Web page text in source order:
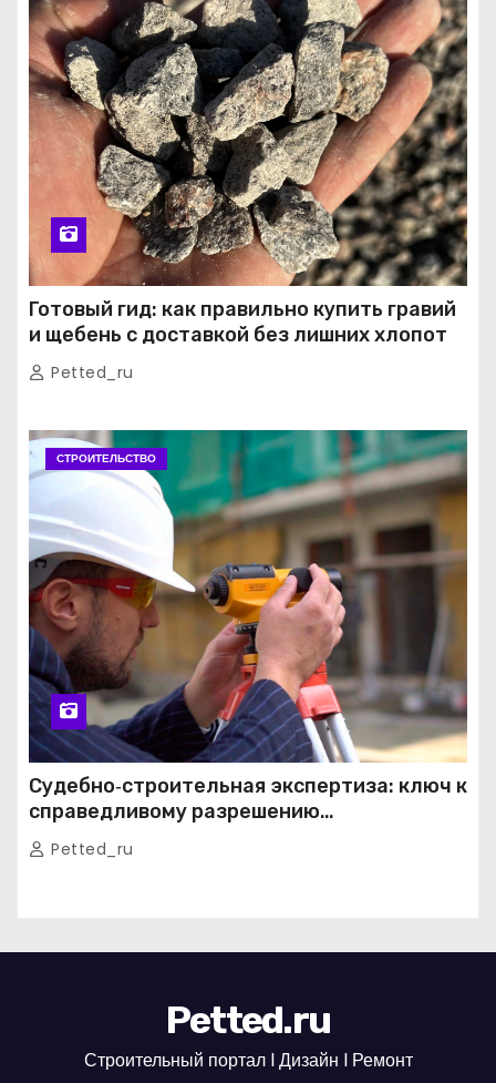
Готовый гид: как правильно купить гравий
и щебень с доставкой без лишних хлопот
Petted_ru
СТРОИТЕЛЬСТВО
Судебно‑строительная экспертиза: ключ к
справедливому разрешению
строительных споров
Petted_ru
Petted.ru
Строительный портал l Дизайн l Ремонт